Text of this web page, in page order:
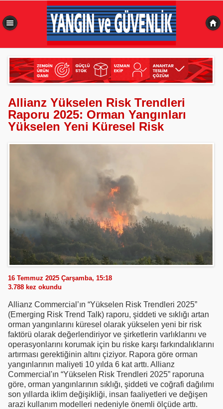
Allianz Yükselen Risk Trendleri
Raporu 2025: Orman Yangınları
Yükselen Yeni Küresel Risk
16 Temmuz 2025 Çarşamba, 15:18
3.788 kez okundu
Allianz Commercial’ın “Yükselen Risk Trendleri 2025”
(Emerging Risk Trend Talk) raporu, şiddeti ve sıklığı artan
orman yangınlarını küresel olarak yükselen yeni bir risk
faktörü olarak değerlendiriyor ve şirketlerin varlıklarını ve
operasyonlarını korumak için bu riske karşı farkındalıklarını
artırması gerektiğinin altını çiziyor. Rapora göre orman
yangınlarının maliyeti 10 yılda 6 kat arttı. Allianz
Commercial'ın “Yükselen Risk Trendleri 2025” raporuna
göre, orman yangınlarının sıklığı, şiddeti ve coğrafi dağılımı
son yıllarda iklim değişikliği, insan faaliyetleri ve değişen
arazi kullanım modelleri nedeniyle önemli ölçüde arttı.
0,523 sn